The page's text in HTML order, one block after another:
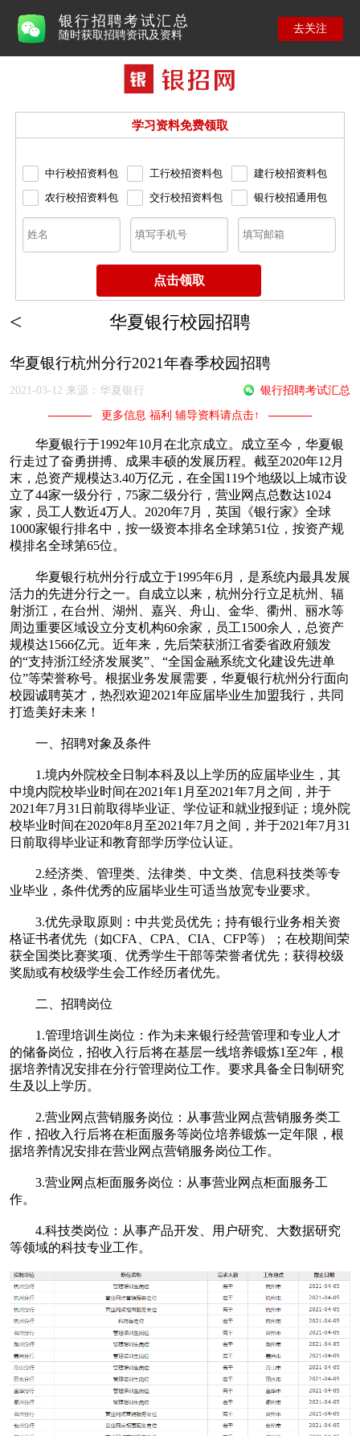
银行招聘考试汇总
随时获取招聘资讯及资料
去关注
学习资料免费领取
中行校招资料包 工行校招资料包
建行校招资料包
农行校招资料包
交行校招资料包 银行校招通用包
华夏银行校园招聘
华夏银行杭州分行2021年春季校园招聘
2021-03-12 来源：华夏银行
银行招聘考试汇总
更多信息 福利 辅导资料请点击↑
华夏银行于1992年10月在北京成立。成立至今，华夏银
行走过了奋勇拼搏、成果丰硕的发展历程。截至2020年12月
末，总资产规模达3.40万亿元，在全国119个地级以上城市设
立了44家一级分行，75家二级分行，营业网点总数达1024
家，员工人数近4万人。2020年7月，英国《银行家》全球
1000家银行排名中，按一级资本排名全球第51位，按资产规
模排名全球第65位。
华夏银行杭州分行成立于1995年6月，是系统内最具发展
活力的先进分行之一。自成立以来，杭州分行立足杭州、辐
射浙江，在台州、湖州、嘉兴、舟山、金华、衢州、丽水等
周边重要区域设立分支机构60余家，员工1500余人，总资产
规模达1566亿元。近年来，先后荣获浙江省委省政府颁发
的“支持浙江经济发展奖”、“全国金融系统文化建设先进单
位”等荣誉称号。根据业务发展需要，华夏银行杭州分行面向
校园诚聘英才，热烈欢迎2021年应届毕业生加盟我行，共同
打造美好未来！
一、招聘对象及条件
1.境内外院校全日制本科及以上学历的应届毕业生，其
中境内院校毕业时间在2021年1月至2021年7月之间，并于
2021年7月31日前取得毕业证、学位证和就业报到证；境外院
校毕业时间在2020年8月至2021年7月之间，并于2021年7月31
日前取得毕业证和教育部学历学位认证。
2.经济类、管理类、法律类、中文类、信息科技类等专
业毕业，条件优秀的应届毕业生可适当放宽专业要求。
3.优先录取原则：中共党员优先；持有银行业务相关资
格证书者优先（如CFA、CPA、CIA、CFP等）；在校期间荣
获全国类比赛奖项、优秀学生干部等荣誉者优先；获得校级
奖励或有校级学生会工作经历者优先。
二、招聘岗位
1.管理培训生岗位：作为未来银行经营管理和专业人才
的储备岗位，招收入行后将在基层一线培养锻炼1至2年，根
据培养情况安排在分行管理岗位工作。要求具备全日制研究
生及以上学历。
2.营业网点营销服务岗位：从事营业网点营销服务类工
作，招收入行后将在柜面服务等岗位培养锻炼一定年限，根
据培养情况安排在营业网点营销服务岗位工作。
3.营业网点柜面服务岗位：从事营业网点柜面服务工
作。
4.科技类岗位：从事产品开发、用户研究、大数据研究
等领域的科技专业工作。